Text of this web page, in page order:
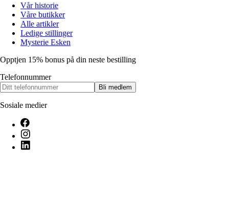
Vår historie
Våre butikker
Alle artikler
Ledige stillinger
Mysterie Esken
Opptjen 15% bonus på din neste bestilling
Telefonnummer
Bli medlem
Sosiale medier